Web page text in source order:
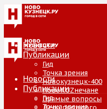
Новости
Публикации
Гид
Точка зрения
Новокузнецк-400
НовоKUZнечане
Прямые вопросы
Новости
Публикации
Гид
Точка зрения